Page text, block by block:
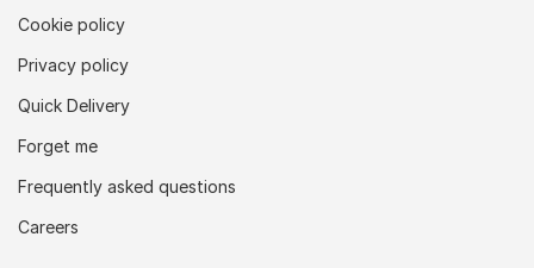
Cookie policy
Privacy policy
Quick Delivery
Forget me
Frequently asked questions
Careers